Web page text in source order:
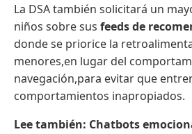
La DSA también solicitará un
niños sobre sus feedsde
donde se priorice la
menores,en lugar del
navegación,para evitar que
comportamientos inapropiados.
Lee también: Chatbots